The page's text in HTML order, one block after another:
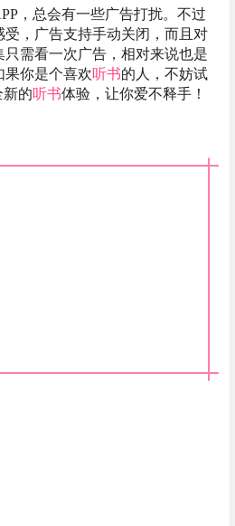
，总会有一些广告打扰。不过
，广告支持手动关闭，而且对
需看一次广告，相对来说也是
果你是个喜欢听书的人，不妨试
新的听书体验，让你爱不释手！